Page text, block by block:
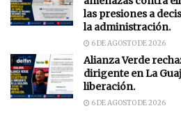
las presiones a
la administración.
6 DE AGOSTO DE 2026
Alianza Verde
dirigente en La
liberación.
6 DE AGOSTO DE 2026